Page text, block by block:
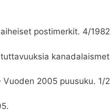
postimerkit. 4/
2005 puusuku. 1/